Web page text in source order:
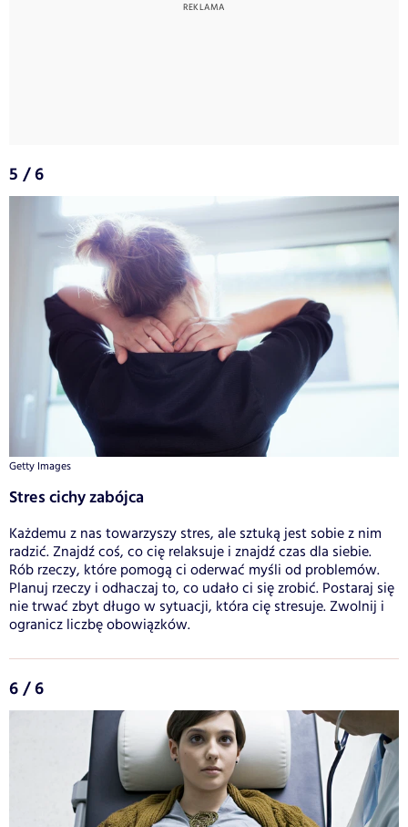
5 / 6
Getty Images
Stres cichy zabójca
Każdemu z nas towarzyszy stres, ale sztuką jest sobie z nim
radzić. Znajdź coś, co cię relaksuje i znajdź czas dla siebie.
Rób rzeczy, które pomogą ci oderwać myśli od problemów.
Planuj rzeczy i odhaczaj to, co udało ci się zrobić. Postaraj się
nie trwać zbyt długo w sytuacji, która cię stresuje. Zwolnij i
ogranicz liczbę obowiązków.
6 / 6